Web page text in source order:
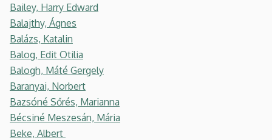
Bailey, Harry Edward
Balajthy, Ágnes
Balázs, Katalin
Balog, Edit Otilia
Balogh, Máté Gergely
Baranyai, Norbert
Bazsóné Sőrés, Marianna
Bécsiné Meszesán, Mária
Beke, Albert